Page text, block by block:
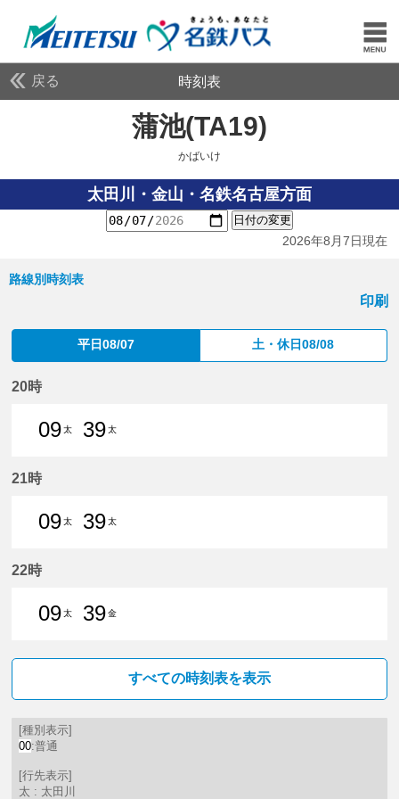
戻る 時刻表
蒲池(TA19)
かばいけ
太田川・金山・名鉄名古屋方面
日付の変更
2026年8月7日現在
路線別時刻表
印刷
平日08/07 土・休日08/08
20時
09太
39太
21時
09太
39太
22時
09太
39金
すべての時刻表を表示
[種別表示]
00:普通
[行先表示]
太 : 太田川